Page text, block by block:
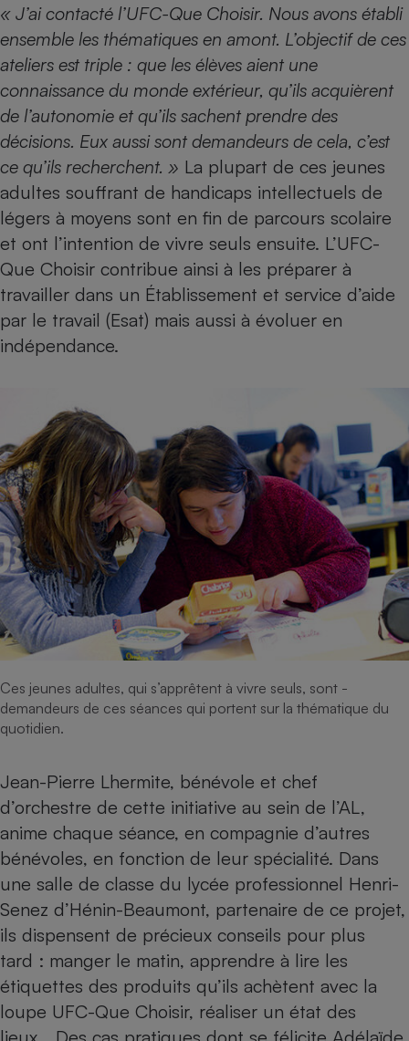
« J’ai contacté l’UFC-Que Choisir. Nous avons établi
ensemble les thématiques en amont. L’objectif de ces
ateliers est triple : que les élèves aient une
connaissance du monde extérieur, qu’ils acquièrent
de l’autonomie et qu’ils sachent prendre des
décisions. Eux aussi sont demandeurs de cela, c’est
ce qu’ils recherchent. » La plupart de ces jeunes
adultes souffrant de handicaps intellectuels de
légers à moyens sont en fin de parcours scolaire
et ont l’intention de vivre seuls ensuite. L’UFC-
Que Choisir contribue ainsi à les préparer à
travailler dans un Établissement et service d’aide
par le travail (Esat) mais aussi à évoluer en
indépendance.
Ces jeunes adultes, qui s’apprêtent à vivre seuls, sont ­
demandeurs de ces séances qui portent sur la thématique du
quotidien.
Jean-Pierre Lhermite, bénévole et chef
d’orchestre de cette initiative au sein de l’AL,
anime chaque séance, en compagnie d’autres
bénévoles, en fonction de leur spécialité. Dans
une salle de classe du lycée professionnel Henri-
Senez d’Hénin-Beaumont, partenaire de ce projet,
ils dispensent de précieux conseils pour plus
tard : manger le matin, apprendre à lire les
étiquettes des produits qu’ils achètent avec la
loupe UFC-Que Choisir, réaliser un état des
Climatiseur -
Ventilateur
Cafetière à expressos
Robot ménager
Antivirus